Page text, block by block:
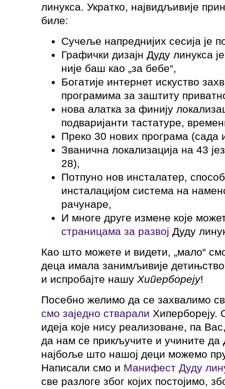
линукса. Укратко, највидљивије
биле:
Сучеље напреднијих сесија је
Графички дизајн Дуду линукса
није баш као „за бебе“,
Богатије интернет искуство
програмима за заштиту
нова алатка за финију
подваријанти тастатуре,
Преко 30 нових програма (сада
Званична локализација на 43
28),
Потпуно нов инсталатер,
инсталацијом система на
рачунаре,
И многе друге измене које
страницама за развој Дуду
Као што можете и видети, „мало“
деца имала занимљивије
и испробајте нашу Хипербореју!
Посебно желимо да се захвалимо
смо заједно стварали Хипербореју.
идеја које нису реализоване, па
да нам се прикључите и учините да
најбоље што нашој деци можемо
Написали смо и Манифест Дуду
све разлоге због којих постојимо,